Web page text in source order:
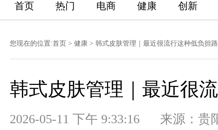
首页 热门 电商 健康 创新
您现在的位置:首页 > 健康 > 韩式皮肤管理｜最近很流行这种低负担
韩式皮肤管理｜最近很
2026-05-11 下午 9:33:16 来源：